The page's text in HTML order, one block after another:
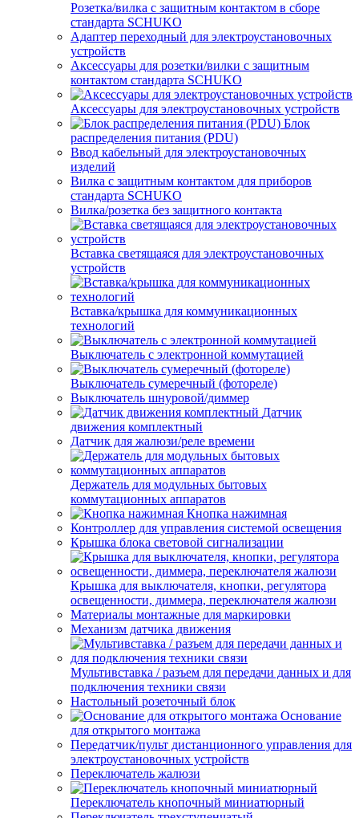
Розетка/вилка с защитным контактом в сборе
стандарта SCHUKO
Адаптер переходный для электроустановочных
устройств
Аксессуары для розетки/вилки с защитным
контактом стандарта SCHUKO
Аксессуары для электроустановочных устройств
Блок
распределения питания (PDU)
Ввод кабельный для электроустановочных
изделий
Вилка с защитным контактом для приборов
стандарта SCHUKO
Вилка/розетка без защитного контакта
Вставка светящаяся для электроустановочных
устройств
Вставка/крышка для коммуникационных
технологий
Выключатель с электронной коммутацией
Выключатель сумеречный (фотореле)
Выключатель шнуровой/диммер
Датчик
движения комплектный
Датчик для жалюзи/реле времени
Держатель для модульных бытовых
коммутационных аппаратов
Кнопка нажимная
Контроллер для управления системой освещения
Крышка блока световой сигнализации
Крышка для выключателя, кнопки, регулятора
освещенности, диммера, переключателя жалюзи
Материалы монтажные для маркировки
Механизм датчика движения
Мультивставка / разъем для передачи данных и для
подключения техники связи
Настольный розеточный блок
Основание
для открытого монтажа
Передатчик/пульт дистанционного управления для
электроустановочных устройств
Переключатель жалюзи
Переключатель кнопочный миниатюрный